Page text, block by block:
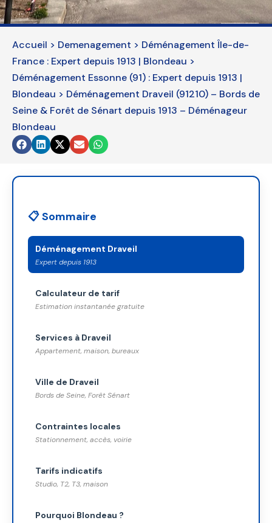
should
be
left
blank
Accueil > Demenagement > Déménagement Île-de-
France : Expert depuis 1913 | Blondeau >
Déménagement Essonne (91) : Expert depuis 1913 |
Blondeau > Déménagement Draveil (91210) – Bords de
Seine & Forêt de Sénart depuis 1913 – Déménageur
Blondeau
📋 Sommaire
Déménagement Draveil
Expert depuis 1913
Calculateur de tarif
Estimation instantanée gratuite
Services à Draveil
Appartement, maison, bureaux
Ville de Draveil
Bords de Seine, Forêt Sénart
Contraintes locales
Stationnement, accès, voirie
Tarifs indicatifs
Studio, T2, T3, maison
Pourquoi Blondeau ?